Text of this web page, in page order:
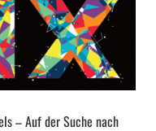
– Auf der Suche nach